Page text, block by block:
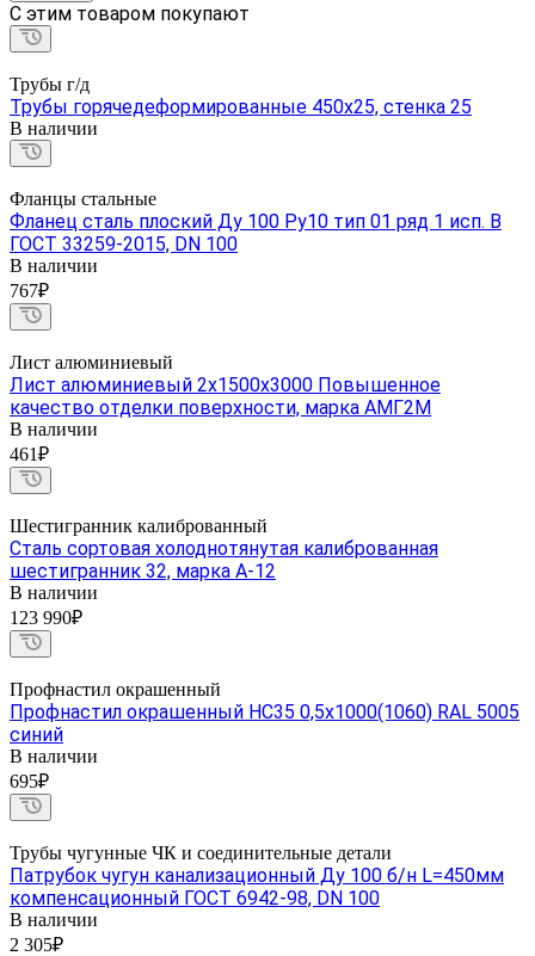
C этим товаром покупают
Трубы г/д
Трубы горячедеформированные 450х25, стенка 25
В наличии
Фланцы стальные
Фланец сталь плоский Ду 100 Ру10 тип 01 ряд 1 исп. B
ГОСТ 33259-2015, DN 100
В наличии
767₽
Лист алюминиевый
Лист алюминиевый 2х1500х3000 Повышенное
качество отделки поверхности, марка АМГ2М
В наличии
461₽
Шестигранник калиброванный
Сталь сортовая холоднотянутая калиброванная
шестигранник 32, марка А-12
В наличии
123 990₽
Профнастил окрашенный
Профнастил окрашенный НС35 0,5х1000(1060) RAL 5005
синий
В наличии
695₽
Трубы чугунные ЧК и соединительные детали
Патрубок чугун канализационный Ду 100 б/н L=450мм
компенсационный ГОСТ 6942-98, DN 100
В наличии
2 305₽